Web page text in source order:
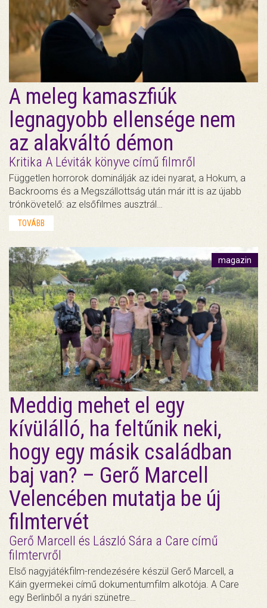
A meleg kamaszfiúk
legnagyobb ellensége nem
az alakváltó démon
Kritika A Léviták könyve című filmről
Független horrorok dominálják az idei nyarat, a Hokum, a
Backrooms és a Megszállottság után már itt is az újabb
trónkövetelő: az elsőfilmes ausztrál…
TOVÁBB
magazin
Meddig mehet el egy
kívülálló, ha feltűnik neki,
hogy egy másik családban
baj van? – Gerő Marcell
Velencében mutatja be új
filmtervét
Gerő Marcell és László Sára a Care című
filmtervről
Első nagyjátékfilm-rendezésére készül Gerő Marcell, a
Káin gyermekei című dokumentumfilm alkotója. A Care
egy Berlinből a nyári szünetre…